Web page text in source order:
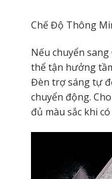
Chế Độ Thông
Nếu chuyển
thể tận hưởng
Đèn trợ sáng tự
chuyển động.
đủ màu sắc khi